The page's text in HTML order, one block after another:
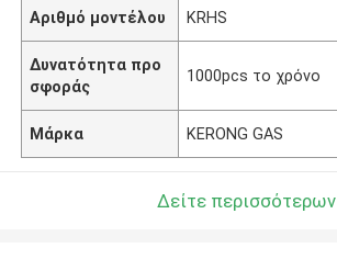
Αριθμό μοντέλου KRHS
Δυνατότητα προ
σφοράς
1000pcs το χρόνο
Μάρκα KERONG GAS
Δείτε περισσότερων